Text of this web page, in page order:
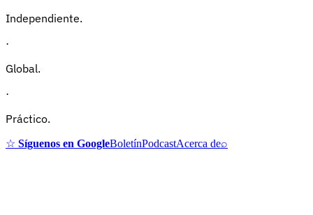
Independiente.
·
Global.
·
Práctico.
☆ Síguenos en GoogleBoletínPodcastAcerca de⌕